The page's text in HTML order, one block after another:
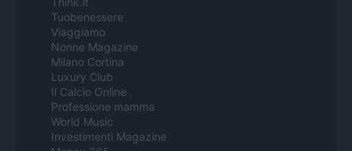
Tuobenessere
Viaggiamo
Nonne Magazine
Milano Cortina
Luxury Club
Il Calcio Online
Professione mamma
World Music
Investimenti Magazine